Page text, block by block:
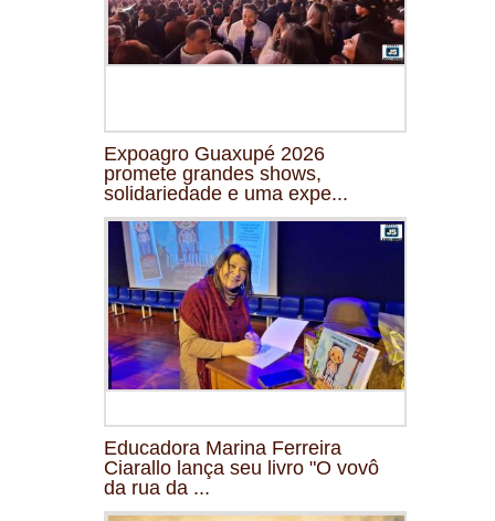
Expoagro Guaxupé 2026
promete grandes shows,
solidariedade e uma expe...
Educadora Marina Ferreira
Ciarallo lança seu livro "O vovô
da rua da ...